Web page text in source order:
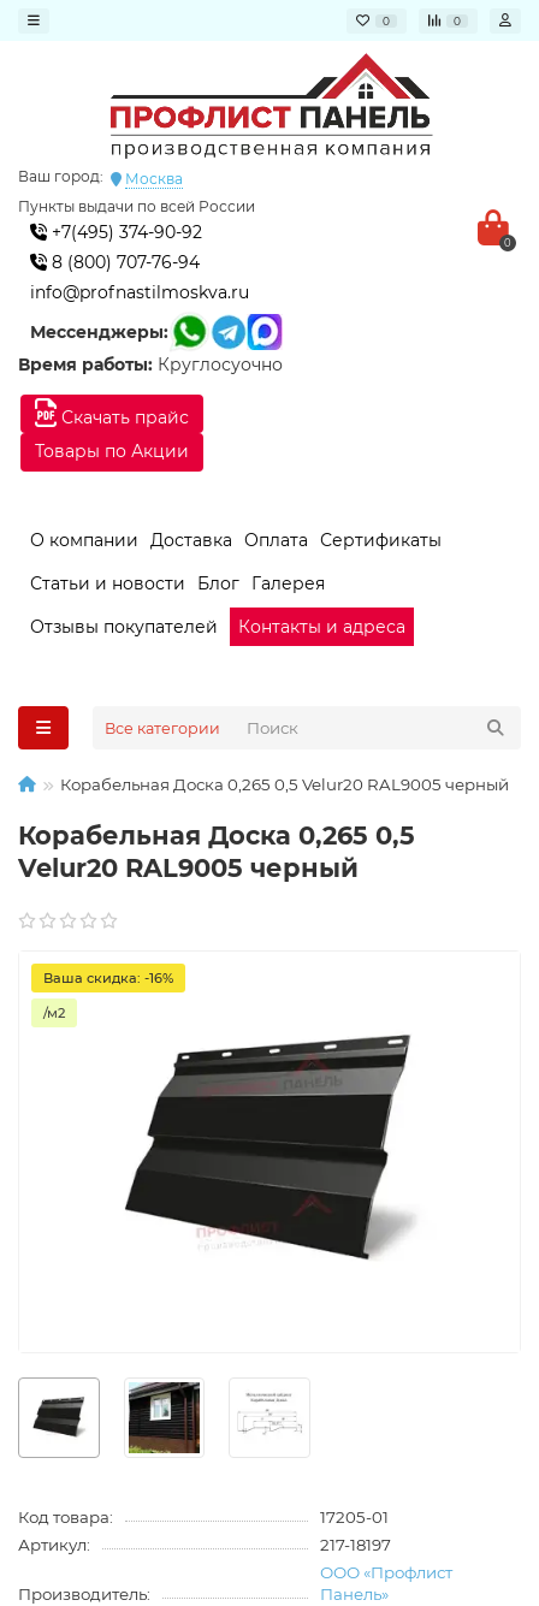
0 0
Скачать прайс
Товары по Акции
Ваш город:
Москва
Пункты выдачи по всей России
+7(495) 374-90-92
8 (800) 707-76-94
info@profnastilmoskva.ru
Мессенджеры:
Время работы: Круглосуочно
0
О компании Доставка Оплата
Сертификаты
Статьи и новости
Блог
Галерея
Отзывы покупателей
Контакты и адреса
Все категории
Корабельная Доска 0,265 0,5 Velur20 RAL9005 черный
Корабельная Доска 0,265 0,5
Velur20 RAL9005 черный
Ваша скидка: -16%
/м2
Код товара:
17205-01
Артикул:
217-18197
Производитель:
ООО «Профлист
Панель»